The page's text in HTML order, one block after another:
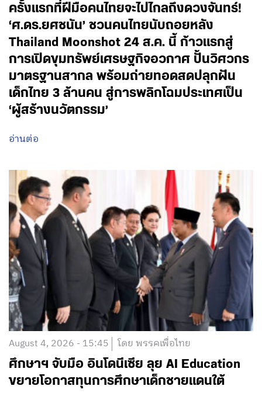
ครั้งแรกที่ฝีมือคนไทยจะไปไกลถึงดวงจันทร์!
‘ศ.ดร.ยศชนัน’ ชวนคนไทยนับถอยหลัง
Thailand Moonshot 24 ส.ค. นี้ ก้าวแรกสู่
การเปิดขุมทรัพย์เศรษฐกิจอวกาศ ปั้นวิศวกร
มาตรฐานสากล พร้อมถ่ายทอดสดปลุกฝัน
เด็กไทย 3 ล้านคน สู่การพลิกโฉมประเทศเป็น
‘ผู้สร้างนวัตกรรม’
อ่านต่อ
August 4, 2026 - 15:45 โดย พรรคเพื่อไทย
ศึกษาฯ จับมือ อินโดนีเซีย ลุย AI Education
ขยายโอกาสทุนการศึกษาเด็กชายแดนใต้